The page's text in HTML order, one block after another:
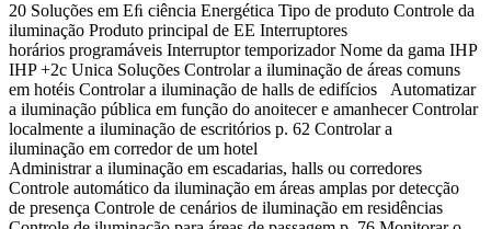
20 Soluções em Eﬁ ciência Energética Tipo de produto Controle da
iluminação Produto principal de EE Interruptores
horários programáveis Interruptor temporizador Nome da gama IHP
IHP +2c Unica Soluções Controlar a iluminação de áreas comuns
em hotéis Controlar a iluminação de halls de edifícios Automatizar
a iluminação pública em função do anoitecer e amanhecer Controlar
localmente a iluminação de escritórios p. 62 Controlar a
iluminação em corredor de um hotel
Administrar a iluminação em escadarias, halls ou corredores
Controle automático da iluminação em áreas amplas por detecção
de presença Controle de cenários de iluminação em residências